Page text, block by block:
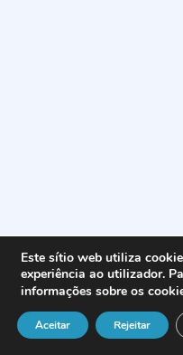
Este sítio web utiliza
experiência ao utilizador.
informações sobre os
Aceitar Rejeitar